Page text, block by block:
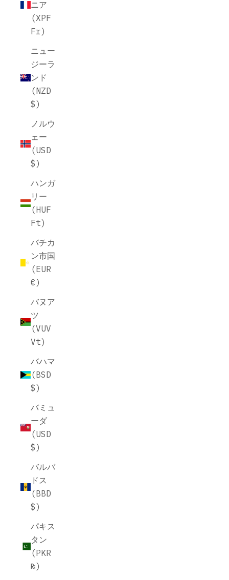
ニア
(XPF
Fr)
ニュー
ジーラ
ンド
(NZD
$)
ノルウ
ェー
(USD
$)
ハンガ
リー
(HUF
Ft)
バチカ
ン市国
(EUR
€)
バヌア
ツ
(VUV
Vt)
バハマ
(BSD
$)
バミュ
ーダ
(USD
$)
バルバ
ドス
(BBD
$)
パキス
タン
(PKR
₨)